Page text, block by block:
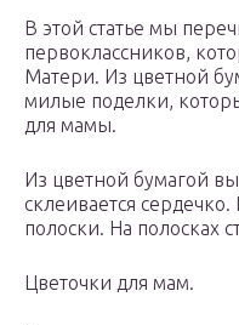
В этой статье мы
первоклассников,
Матери. Из цветной
милые поделки,
для мамы.
Из цветной бумагой
склеивается
полоски. На полосках
Цветочки для мам.